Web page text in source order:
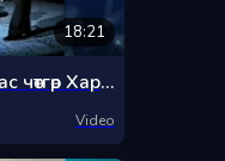
18:21
1998 Бие бурхан хувцас чөтгөр Хар ирвэс клубын шоу 3-р хэсэг
Video